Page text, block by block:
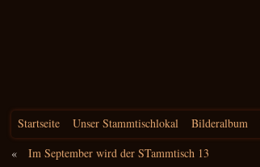
Startseite Unser Stammtischlokal Bilderalbum
«
Im September wird der STammtisch 13